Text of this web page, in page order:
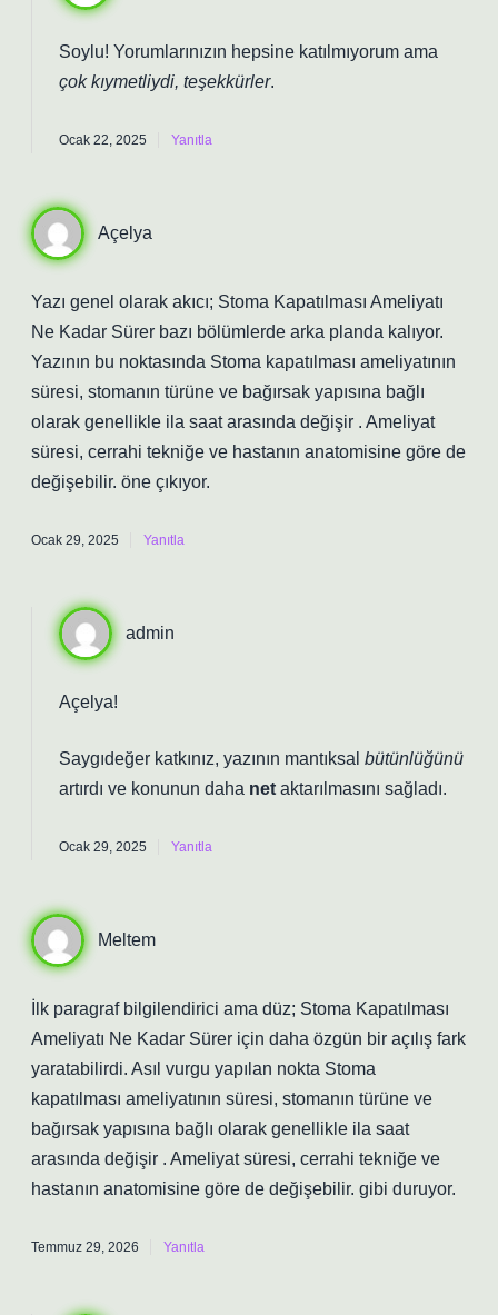
Soylu! Yorumlarınızın hepsine katılmıyorum ama
çok kıymetliydi, teşekkürler.
Ocak 22, 2025 Yanıtla
Açelya
Yazı genel olarak akıcı; Stoma Kapatılması Ameliyatı
Ne Kadar Sürer bazı bölümlerde arka planda kalıyor.
Yazının bu noktasında Stoma kapatılması ameliyatının
süresi, stomanın türüne ve bağırsak yapısına bağlı
olarak genellikle ila saat arasında değişir . Ameliyat
süresi, cerrahi tekniğe ve hastanın anatomisine göre de
değişebilir. öne çıkıyor.
Ocak 29, 2025 Yanıtla
admin
Açelya!
Saygıdeğer katkınız, yazının mantıksal bütünlüğünü
artırdı ve konunun daha net aktarılmasını sağladı.
Ocak 29, 2025 Yanıtla
Meltem
İlk paragraf bilgilendirici ama düz; Stoma Kapatılması
Ameliyatı Ne Kadar Sürer için daha özgün bir açılış fark
yaratabilirdi. Asıl vurgu yapılan nokta Stoma
kapatılması ameliyatının süresi, stomanın türüne ve
bağırsak yapısına bağlı olarak genellikle ila saat
arasında değişir . Ameliyat süresi, cerrahi tekniğe ve
hastanın anatomisine göre de değişebilir. gibi duruyor.
Temmuz 29, 2026 Yanıtla